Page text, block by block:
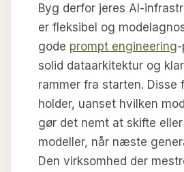
Byg derfor jeres AI-
er fleksibel og
gode prompt engineering
solid dataarkitektur og
rammer fra starten. Disse
holder, uanset hvilken
gør det nemt at skifte
modeller, når næste
Den virksomhed der